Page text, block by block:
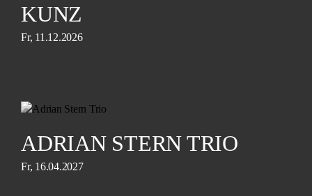
KUNZ
Fr, 11.12.2026
ADRIAN STERN TRIO
Fr, 16.04.2027